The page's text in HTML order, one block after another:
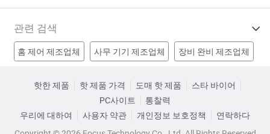
관련 검색
홈 제어 제조업체 사무 기기 제조업체 장비 완비 제조업체
수술 기구 공장
핫한 제품 핫 제품 가격 도매 핫 제품
스타 바이어
PC사이트
통찰력
우리에 대하여
사용자 약관 개인정보 보호정책
연락하다